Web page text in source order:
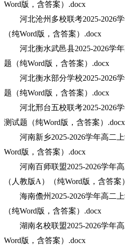
Word版，含答案）.docx
河北沧州多校联考2025-2026学
（纯Word版，含答案）.docx
河北衡水武邑县2025-2026学年
题（纯Word版，含答案）.docx
河北衡水部分学校2025-2026学
题（纯Word版，含答案）.docx
河北邢台五校联考2025-2026学
测试题（纯Word版，含答案）.docx
河南新乡2025-2026学年高二上
Word版，含答案）.docx
河南百师联盟2025-2026学年高
（人教版A）（纯Word版，含答案
海南儋州2025-2026学年高二上
（纯Word版，含答案）.docx
湖南名校联盟2025-2026学年高
Word版，含答案）.docx